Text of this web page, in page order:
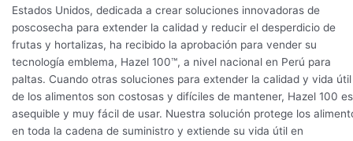
Estados Unidos, dedicada a crear soluciones innovadoras de
poscosecha para extender la calidad y reducir el desperdicio de
frutas y hortalizas, ha recibido la aprobación para vender su
tecnología emblema, Hazel 100™, a nivel nacional en Perú para
paltas. Cuando otras soluciones para extender la calidad y vida útil
de los alimentos son costosas y difíciles de mantener, Hazel 100 es
asequible y muy fácil de usar. Nuestra solución protege los
en toda la cadena de suministro y extiende su vida útil en